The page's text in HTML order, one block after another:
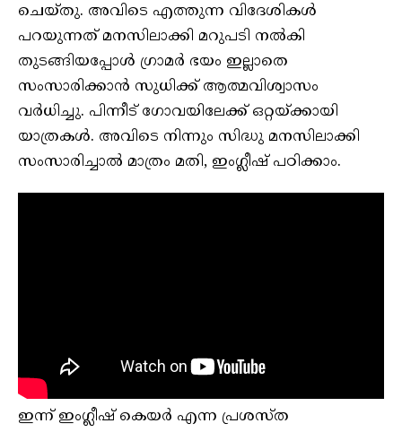
ചെയ്തു. അവിടെ എത്തുന്ന വിദേശികൾ
പറയുന്നത് മനസിലാക്കി മറുപടി നൽകി
തുടങ്ങിയപ്പോൾ ഗ്രാമർ ഭയം ഇല്ലാതെ
സംസാരിക്കാൻ സുധിക്ക് ആത്മവിശ്വാസം
വർധിച്ചു. പിന്നീട് ഗോവയിലേക്ക് ഒറ്റയ്ക്കായി
യാത്രകൾ. അവിടെ നിന്നും സിദ്ധു മനസിലാക്കി
സംസാരിച്ചാൽ മാത്രം മതി, ഇംഗ്ലീഷ് പഠിക്കാം.
ഇന്ന് ഇംഗ്ലീഷ് കെയർ എന്ന പ്രശസ്ത